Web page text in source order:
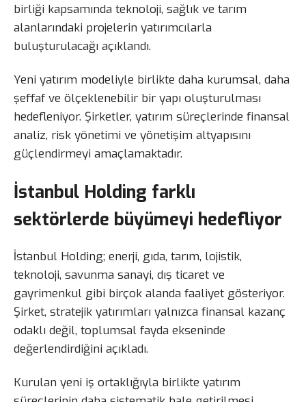
birliği kapsamında teknoloji, sağlık ve tarım
alanlarındaki projelerin yatırımcılarla
buluşturulacağı açıklandı.
Yeni yatırım modeliyle birlikte daha kurumsal, daha
şeffaf ve ölçeklenebilir bir yapı oluşturulması
hedefleniyor. Şirketler, yatırım süreçlerinde finansal
analiz, risk yönetimi ve yönetişim altyapısını
güçlendirmeyi amaçlamaktadır.
İstanbul Holding farklı
sektörlerde büyümeyi hedefliyor
İstanbul Holding; enerji, gıda, tarım, lojistik,
teknoloji, savunma sanayi, dış ticaret ve
gayrimenkul gibi birçok alanda faaliyet gösteriyor.
Şirket, stratejik yatırımları yalnızca finansal kazanç
odaklı değil, toplumsal fayda ekseninde
değerlendirdiğini açıkladı.
Kurulan yeni iş ortaklığıyla birlikte yatırım